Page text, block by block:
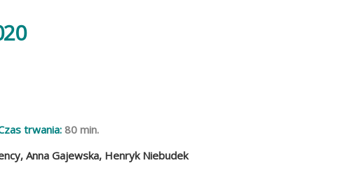
trwania: 80 min.
Anna Gajewska, Henryk Niebudek